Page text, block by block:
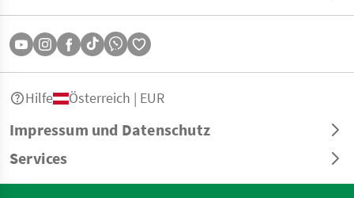
Impressum und Datenschutz
Services
Hilfe Österreich | EUR